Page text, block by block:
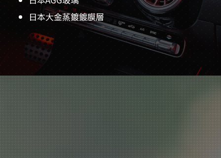
日本大金蒸鍍鍍膜層